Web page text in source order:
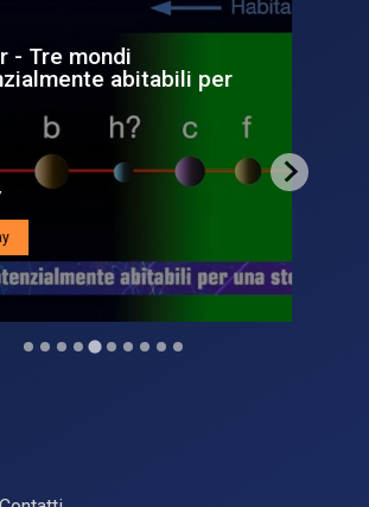
- Tre mondi
abitabili per